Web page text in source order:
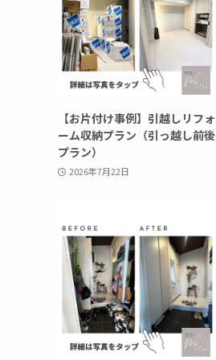
【お片付け事例】引越しリフォ
ーム収納プラン（引っ越し前後
プラン）
2026年7月22日